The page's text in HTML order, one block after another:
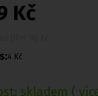
Kč
4 Kč
skladem (